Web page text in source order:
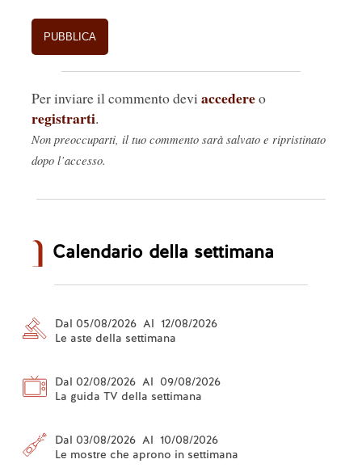
Per inviare il commento devi accedereo
registrarti.
Non preoccuparti, il tuo commento sarà salvato e ripristinato
dopo l’accesso.
Calendario della settimana
Dal 05/08/2026 Al 12/08/2026
Le aste della settimana
Dal 02/08/2026 Al 09/08/2026
La guida TV della settimana
Dal 03/08/2026 Al 10/08/2026
Le mostre che aprono in settimana